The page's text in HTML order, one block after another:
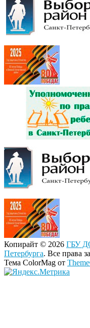
Копирайт © 2026 ГБУ
Петербурга. Все права
Тема ColorMag от